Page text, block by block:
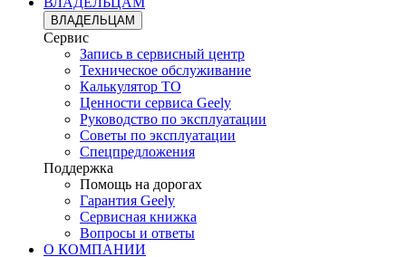
ВЛАДЕЛЬЦАМ
Сервис
Запись в сервисный центр
Техническое обслуживание
Калькулятор ТО
Ценности сервиса Geely
Руководство по эксплуатации
Советы по эксплуатации
Спецпредложения
Поддержка
Помощь на дорогах
Гарантия Geely
Сервисная книжка
Вопросы и ответы
О КОМПАНИИ